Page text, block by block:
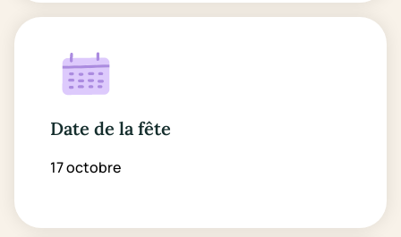
Date de la fête
17 octobre